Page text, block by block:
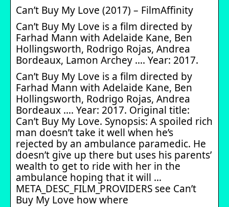
Can’t Buy My Love (2017) – FilmAffinity
Can’t Buy My Love is a film directed by
Farhad Mann with Adelaide Kane, Ben
Hollingsworth, Rodrigo Rojas, Andrea
Bordeaux, Lamon Archey …. Year: 2017.
Can’t Buy My Love is a film directed by
Farhad Mann with Adelaide Kane, Ben
Hollingsworth, Rodrigo Rojas, Andrea
Bordeaux …. Year: 2017. Original title:
Can’t Buy My Love. Synopsis: A spoiled rich
man doesn’t take it well when he’s
rejected by an ambulance paramedic. He
doesn’t give up there but uses his parents’
wealth to get to ride with her in the
ambulance hoping that it will …
META_DESC_FILM_PROVIDERS see Can’t
Buy My Love how where